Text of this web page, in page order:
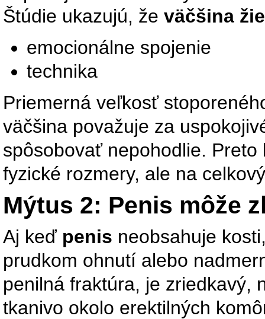
Štúdie ukazujú, že väčšina
emocionálne spojenie
technika
Priemerná veľkosť
väčšina považuje za
spôsobovať nepohodlie.
fyzické rozmery, ale na
Mýtus 2: Penis môže
Aj keď penis neobsahuje
prudkom ohnutí alebo
penilná fraktúra, je zriedkavý,
tkanivo okolo erektilných